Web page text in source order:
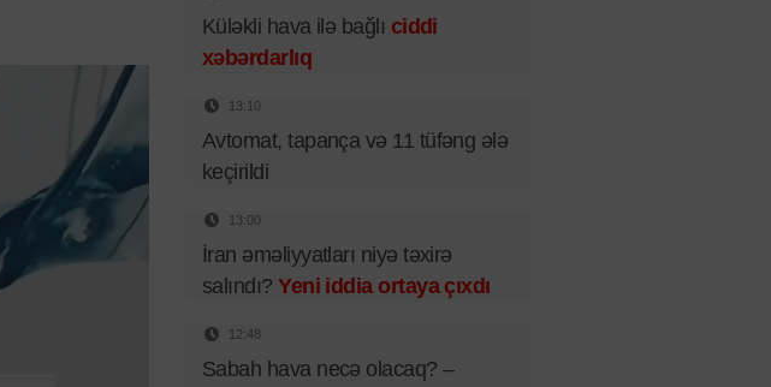
Küləkli hava ilə bağlı ciddi
xəbərdarlıq
13:10
Avtomat, tapança və 11 tüfəng ələ
keçirildi
13:00
İran əməliyyatları niyə təxirə
salındı?Yeni iddia ortaya çıxdı
12:48
Sabah hava necə olacaq? –